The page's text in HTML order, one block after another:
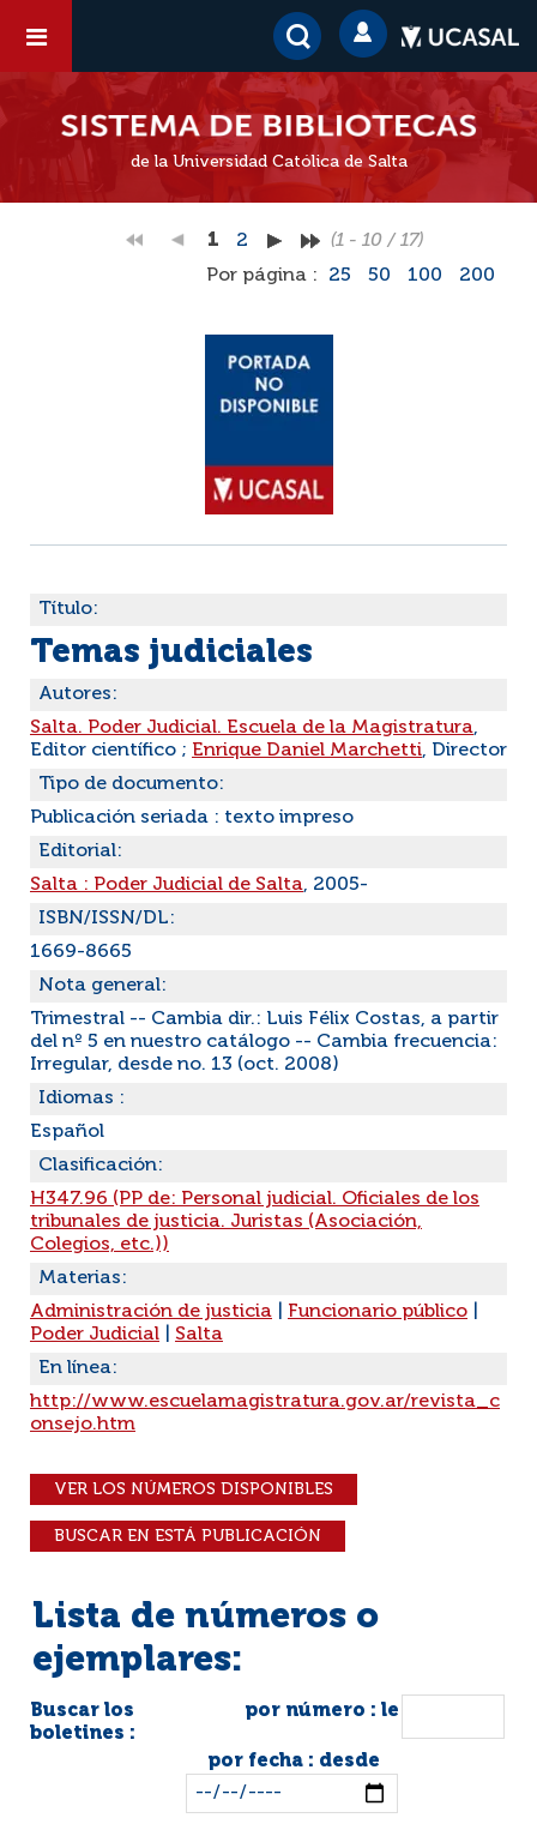
de la Universidad Católica de Salta
1 2
(1 - 10 / 17)
Por página :
25 50 100 200
Título:
Temas judiciales
Autores:
Salta. Poder Judicial. Escuela de la Magistratura,
Editor científico ; Enrique Daniel Marchetti, Director
Tipo de documento:
Publicación seriada : texto impreso
Editorial:
Salta : Poder Judicial de Salta, 2005-
ISBN/ISSN/DL:
1669-8665
Nota general:
Trimestral -- Cambia dir.: Luis Félix Costas, a partir
del nº 5 en nuestro catálogo -- Cambia frecuencia:
Irregular, desde no. 13 (oct. 2008)
Idiomas :
Español
Clasificación:
H347.96 (PP de: Personal judicial. Oficiales de los
tribunales de justicia. Juristas (Asociación,
Colegios, etc.))
Materias:
Administración de justicia
Funcionario público
Poder Judicial
Salta
En línea:
http://www.escuelamagistratura.gov.ar/revista_c
onsejo.htm
VER LOS NÚMEROS DISPONIBLES
BUSCAR EN ESTÁ PUBLICACIÓN
Lista de números o
ejemplares:
Buscar los
boletines :
por número : le
por fecha : desde